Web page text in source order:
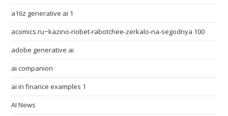
a16z generative ai 1
acomics.ru~kazino-riobet-rabotchee-zerkalo-na-segodnya 100
adobe generative ai
ai companion
ai in finance examples 1
AI News